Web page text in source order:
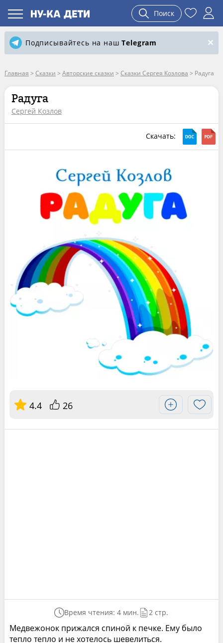
Поиск
Подписывайтесь на нашTelegram
Главная > Сказки > Авторские сказки > Сказки Сергея Козлова > Радуга
Радуга
Сергей Козлов
Скачать:
4.4 26
Время чтения: 4 мин. 2 стр.
Медвежонок прижался спиной к печке. Ему было
тепло тепло и не хотелось шевелиться.